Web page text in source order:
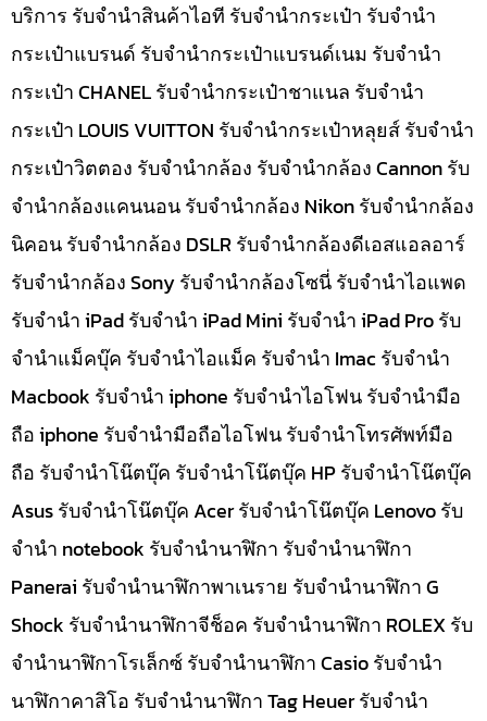
บริการ รับจำนำสินค้าไอที รับจำนำกระเป๋า รับจำนำ
กระเป๋าแบรนด์ รับจำนำกระเป๋าแบรนด์เนม รับจำนำ
กระเป๋า CHANEL รับจำนำกระเป๋าชาแนล รับจำนำ
กระเป๋า LOUIS VUITTON รับจำนำกระเป๋าหลุยส์ รับจำนำ
กระเป๋าวิตตอง รับจำนำกล้อง รับจำนำกล้อง Cannon รับ
จำนำกล้องแคนนอน รับจำนำกล้อง Nikon รับจำนำกล้อง
นิคอน รับจำนำกล้อง DSLR รับจำนำกล้องดีเอสแอลอาร์
รับจำนำกล้อง Sony รับจำนำกล้องโซนี่ รับจำนำไอแพด
รับจำนำ iPad รับจำนำ iPad Mini รับจำนำ iPad Pro รับ
จำนำแม็คบุ๊ค รับจำนำไอแม็ค รับจำนำ Imac รับจำนำ
Macbook รับจำนำ iphone รับจำนำไอโฟน รับจำนำมือ
ถือ iphone รับจำนำมือถือไอโฟน รับจำนำโทรศัพท์มือ
ถือ รับจำนำโน๊ตบุ๊ค รับจำนำโน๊ตบุ๊ค HP รับจำนำโน๊ตบุ๊ค
Asus รับจำนำโน๊ตบุ๊ค Acer รับจำนำโน๊ตบุ๊ค Lenovo รับ
จำนำ notebook รับจำนำนาฬิกา รับจำนำนาฬิกา
Panerai รับจำนำนาฬิกาพาเนราย รับจำนำนาฬิกา G
Shock รับจำนำนาฬิกาจีช็อค รับจำนำนาฬิกา ROLEX รับ
จำนำนาฬิกาโรเล็กซ์ รับจำนำนาฬิกา Casio รับจำนำ
นาฬิกาคาสิโอ รับจำนำนาฬิกา Tag Heuer รับจำนำ